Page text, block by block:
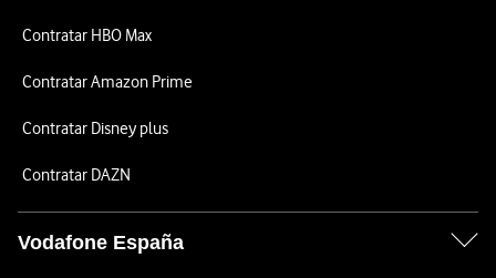
Contratar HBO Max
Contratar Amazon Prime
Contratar Disney plus
Contratar DAZN
Vodafone España